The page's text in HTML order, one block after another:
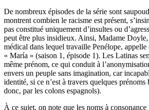
De nombreux épisodes de la série sont
montrent combien le racisme est présent,
pas constitué uniquement d’insultes ou
peut être plus insidieux. Ainsi, Madame
médical dans lequel travaille Penélope, appelle
« María » (saison 1, épisode 1). Les Latinas
même prénom, ce qui conduit à
envers un peuple sans imagination, car
identité, si ce n’est à travers quelques
donc, par les colons espagnols).
À ce sujet, on note que les noms à